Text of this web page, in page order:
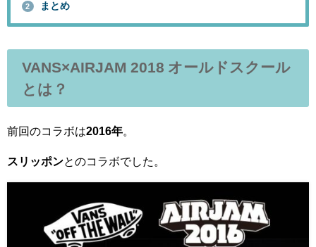
2 まとめ
VANS×AIRJAM 2018 オールドスクール
とは？
前回のコラボは2016年
スリッポンとのコラボでした。